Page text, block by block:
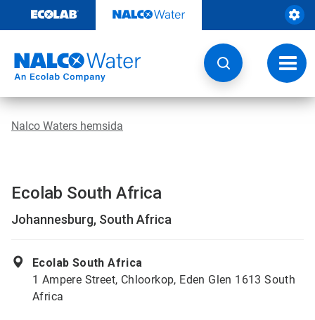
innehåll
Ändra
Nalco Waters hemsida
Ecolab South Africa
Johannesburg, South Africa
Ecolab South Africa
1 Ampere Street, Chloorkop, Eden Glen 1613 South
Africa